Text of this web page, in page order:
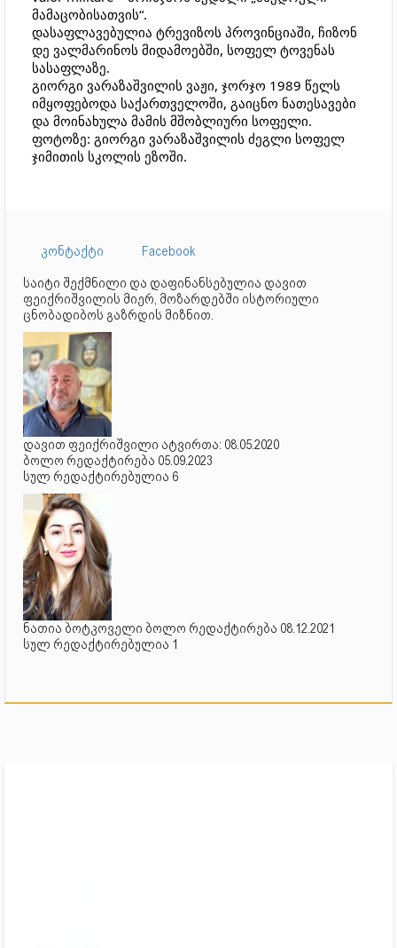
მამაცობისათვის“.
დასაფლავებულია ტრევიზოს პროვინციაში, ჩიზონ
დე ვალმარინოს მიდამოებში, სოფელ ტოვენას
სასაფლაზე.
გიორგი ვარაზაშვილის ვაჟი, ჯორჯო 1989 წელს
იმყოფებოდა საქართველოში, გაიცნო ნათესავები
და მოინახულა მამის მშობლიური სოფელი.
ფოტოზე: გიორგი ვარაზაშვილის ძეგლი სოფელ
ჯიმითის სკოლის ეზოში.
კონტაქტი
Facebook
საიტი შექმნილი და დაფინანსებულია დავით
ფეიქრიშვილის მიერ, მოზარდებში ისტორიული
ცნობადიბოს გაზრდის მიზნით.
დავით ფეიქრიშვილი ატვირთა: 08.05.2020
ბოლო რედაქტირება 05.09.2023
სულ რედაქტირებულია 6
ნათია ბოტკოველი ბოლო რედაქტირება 08.12.2021
სულ რედაქტირებულია 1